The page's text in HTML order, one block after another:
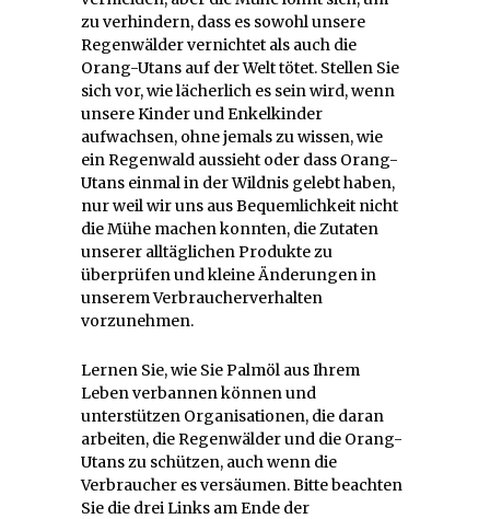
zu verhindern, dass es sowohl unsere
Regenwälder vernichtet als auch die
Orang-Utans auf der Welt tötet. Stellen Sie
sich vor, wie lächerlich es sein wird, wenn
unsere Kinder und Enkelkinder
aufwachsen, ohne jemals zu wissen, wie
ein Regenwald aussieht oder dass Orang-
Utans einmal in der Wildnis gelebt haben,
nur weil wir uns aus Bequemlichkeit nicht
die Mühe machen konnten, die Zutaten
unserer alltäglichen Produkte zu
überprüfen und kleine Änderungen in
unserem Verbraucherverhalten
vorzunehmen.
Lernen Sie, wie Sie Palmöl aus Ihrem
Leben verbannen können und
unterstützen Organisationen, die daran
arbeiten, die Regenwälder und die Orang-
Utans zu schützen, auch wenn die
Verbraucher es versäumen. Bitte beachten
Sie die drei Links am Ende der